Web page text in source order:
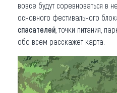
вовсе будут соревноваться в
основного фестивального
спасателей , точки питания,
обо всем расскажет карта.